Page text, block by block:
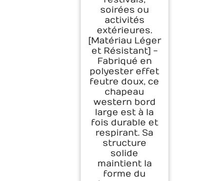
soirées ou
activités
extérieures.
[Matériau Léger
et Résistant] -
Fabriqué en
polyester effet
feutre doux, ce
chapeau
western bord
large est à la
fois durable et
respirant. Sa
structure
solide
maintient la
forme du